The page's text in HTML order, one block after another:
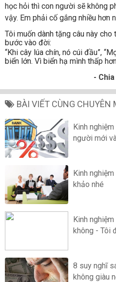
học hỏi thì con người sẽ không
vậy. Em phải cố gắng nhiều hơn
Tôi muốn dành tặng câu này
bước vào đời:
“Khi cây lúa chín, nó cúi đầu”,
biển lớn. Vì biển hạ mình thấp
-
BÀI VIẾT CÙNG CHUYÊN
Kinh
người mới
Kinh
khảo nhé
Kinh
không - Tôi
8 suy nghĩ
không giàu